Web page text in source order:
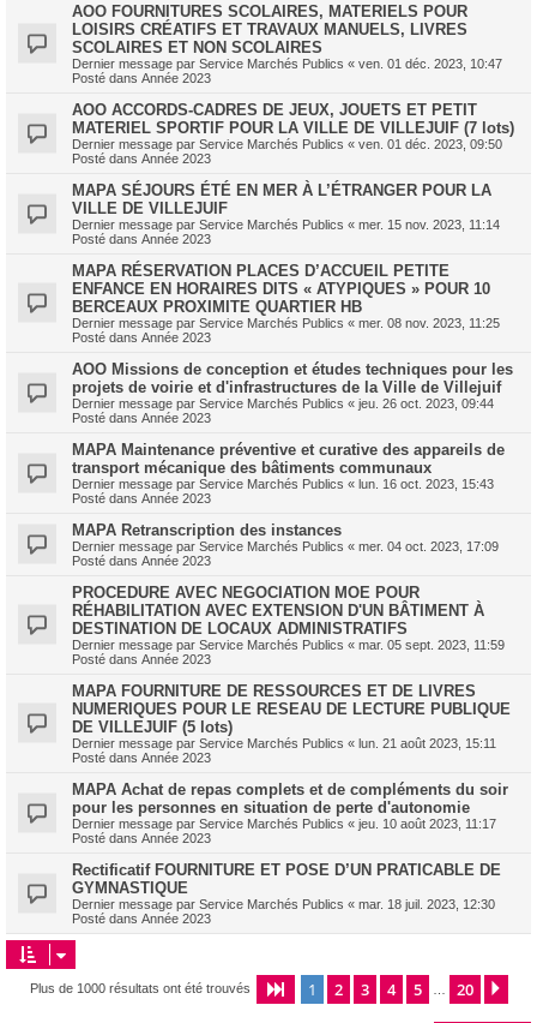
AOO FOURNITURES SCOLAIRES, MATERIELS POUR
LOISIRS CRÉATIFS ET TRAVAUX MANUELS, LIVRES
SCOLAIRES ET NON SCOLAIRES
Dernier message par Service Marchés Publics « ven. 01 déc. 2023, 10:47
Posté dans Année 2023
AOO ACCORDS-CADRES DE JEUX, JOUETS ET PETIT
MATERIEL SPORTIF POUR LA VILLE DE VILLEJUIF (7 lots)
Dernier message par Service Marchés Publics « ven. 01 déc. 2023, 09:50
Posté dans Année 2023
MAPA SÉJOURS ÉTÉ EN MER À L’ÉTRANGER POUR LA
VILLE DE VILLEJUIF
Dernier message par Service Marchés Publics « mer. 15 nov. 2023, 11:14
Posté dans Année 2023
MAPA RÉSERVATION PLACES D’ACCUEIL PETITE
ENFANCE EN HORAIRES DITS « ATYPIQUES » POUR 10
BERCEAUX PROXIMITE QUARTIER HB
Dernier message par Service Marchés Publics « mer. 08 nov. 2023, 11:25
Posté dans Année 2023
AOO Missions de conception et études techniques pour les
projets de voirie et d'infrastructures de la Ville de Villejuif
Dernier message par Service Marchés Publics « jeu. 26 oct. 2023, 09:44
Posté dans Année 2023
MAPA Maintenance préventive et curative des appareils de
transport mécanique des bâtiments communaux
Dernier message par Service Marchés Publics « lun. 16 oct. 2023, 15:43
Posté dans Année 2023
MAPA Retranscription des instances
Dernier message par Service Marchés Publics « mer. 04 oct. 2023, 17:09
Posté dans Année 2023
PROCEDURE AVEC NEGOCIATION MOE POUR
RÉHABILITATION AVEC EXTENSION D'UN BÂTIMENT À
DESTINATION DE LOCAUX ADMINISTRATIFS
Dernier message par Service Marchés Publics « mar. 05 sept. 2023, 11:59
Posté dans Année 2023
MAPA FOURNITURE DE RESSOURCES ET DE LIVRES
NUMERIQUES POUR LE RESEAU DE LECTURE PUBLIQUE
DE VILLEJUIF (5 lots)
Dernier message par Service Marchés Publics « lun. 21 août 2023, 15:11
Posté dans Année 2023
MAPA Achat de repas complets et de compléments du soir
pour les personnes en situation de perte d'autonomie
Dernier message par Service Marchés Publics « jeu. 10 août 2023, 11:17
Posté dans Année 2023
Rectificatif FOURNITURE ET POSE D’UN PRATICABLE DE
GYMNASTIQUE
Dernier message par Service Marchés Publics « mar. 18 juil. 2023, 12:30
Posté dans Année 2023
Plus de 1000 résultats ont été trouvés Page 1sur20
1 2 3 4 5 20